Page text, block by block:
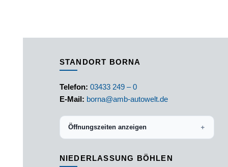
STANDORT BORNA
Telefon: 03433 249 – 0
E-Mail: borna@amb-autowelt.de
Öffnungszeiten anzeigen ＋
NIEDERLASSUNG BÖHLEN